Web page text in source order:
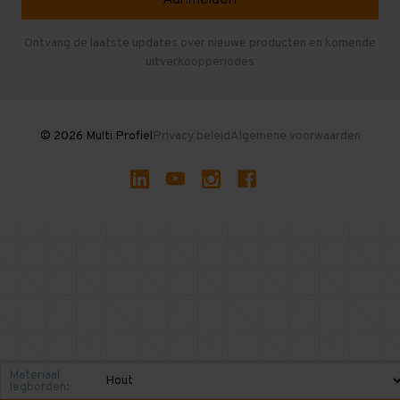
Gebruikte entresolvloeren
Ontvang de laatste updates over nieuwe producten en komende
uitverkoopperiodes
© 2026 Multi ProfielPrivacy beleidAlgemene voorwaarden
Materiaal
legborden: